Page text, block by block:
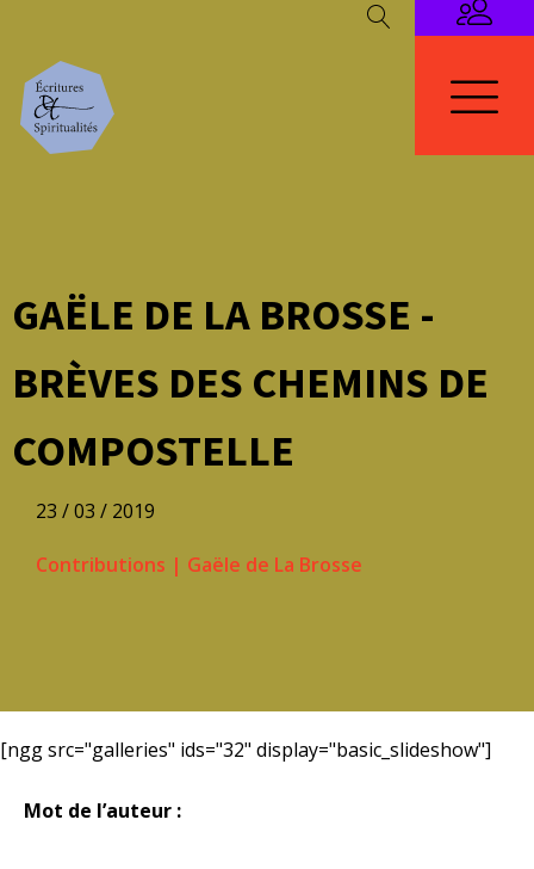
GAËLE DE LA BROSSE -
BRÈVES DES CHEMINS DE
COMPOSTELLE
23 / 03 / 2019
Contributions | Gaële de La Brosse
[ngg src="galleries" ids="32" display="basic_slideshow"]
Mot de l’auteur :